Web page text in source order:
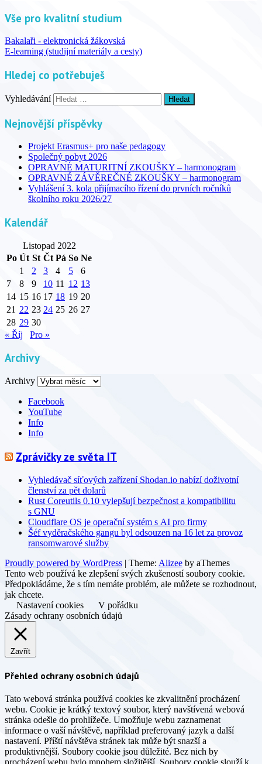
Vše pro kvalitní studium
Bakalaři - elektronická žákovská
E-learning (studijní materiály a cesty)
Hledej co potřebuješ
Vyhledávání
Nejnovější příspěvky
Projekt Erasmus+ pro naše pedagogy
Společný pobyt 2026
OPRAVNÉ MATURITNÍ ZKOUŠKY – harmonogram
OPRAVNÉ ZÁVĚREČNÉ ZKOUŠKY – harmonogram
Vyhlášení 3. kola přijímacího řízení do prvních ročníků
školního roku 2026/27
Kalendář
Listopad 2022
Po Út St Čt Pá So Ne
1
2 3 4 5
6
7
8 9 10 11 12 13
14 15 16 17 18 19 20
21 22 23 24 25 26 27
28 29 30
« Říj
Pro »
Archivy
Archivy
Facebook
YouTube
Info
Info
Zprávičky ze světa IT
Vyhledávač síťových zařízení Shodan.io nabízí doživotní
členství za pět dolarů
Rust Coreutils 0.10 vylepšují bezpečnost a kompatibilitu
s GNU
Cloudflare OS je operační systém s AI pro firmy
Šéf vyděračského gangu byl odsouzen na 16 let za provoz
ransomwarové služby
Proudly powered by WordPress | Theme: Alizee by aThemes
Tento web používá ke zlepšení svých zkušeností soubory cookie.
Předpokládáme, že s tím nemáte problém, ale můžete se rozhodnout,
jak chcete.
Nastavení cookies
V pořádku
Zásady ochrany osobních údajů
Zavřít
Přehled ochrany osobních údajů
Tato webová stránka používá cookies ke zkvalitnění procházení
webu. Cookie je krátký textový soubor, který navštívená webová
stránka odešle do prohlížeče. Umožňuje webu zaznamenat
informace o vaší návštěvě, například preferovaný jazyk a další
nastavení. Příští návštěva stránek tak může být snazší a
produktivnější. Soubory cookie jsou důležité. Bez nich by
procházení webu bylo mnohem složitější. Soubory cookie slouží k